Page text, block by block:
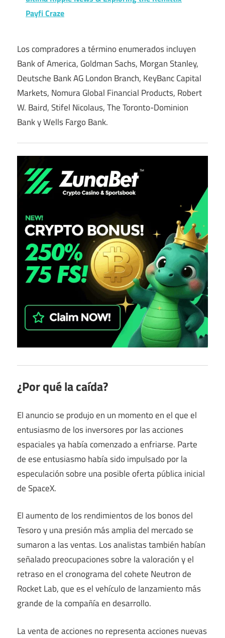
Payfi Craze
Los compradores a término enumerados incluyen
Bank of America, Goldman Sachs, Morgan Stanley,
Deutsche Bank AG London Branch, KeyBanc Capital
Markets, Nomura Global Financial Products, Robert
W. Baird, Stifel Nicolaus, The Toronto-Dominion
Bank y Wells Fargo Bank.
¿Por qué la caída?
El anuncio se produjo en un momento en el que el
entusiasmo de los inversores por las acciones
espaciales ya había comenzado a enfriarse. Parte
de ese entusiasmo había sido impulsado por la
especulación sobre una posible oferta pública inicial
de SpaceX.
El aumento de los rendimientos de los bonos del
Tesoro y una presión más amplia del mercado se
sumaron a las ventas. Los analistas también habían
señalado preocupaciones sobre la valoración y el
retraso en el cronograma del cohete Neutron de
Rocket Lab, que es el vehículo de lanzamiento más
grande de la compañía en desarrollo.
La venta de acciones no representa acciones nuevas